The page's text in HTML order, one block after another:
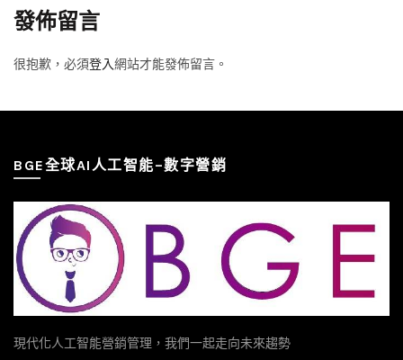
發佈留言
很抱歉，必須登入網站才能發佈留言。
BGE全球AI人工智能–數字營銷
現代化人工智能營銷管理，我們一起走向未來趨勢